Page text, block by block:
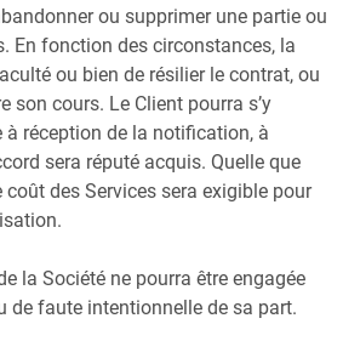
ou supprimer une partie ou
En fonction des circonstances, la
ou bien de résilier le contrat, ou
son cours. Le Client pourra s’y
réception de la notification, à
sera réputé acquis. Quelle que
coût des Services sera exigible pour
la Société ne pourra être engagée
de faute intentionnelle de sa part.